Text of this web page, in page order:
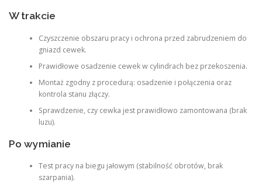
W trakcie
Czyszczenie obszaru pracy i ochrona przed zabrudzeniem do
gniazd cewek.
Prawidłowe osadzenie cewek w cylindrach bez przekoszenia.
Montaż zgodny z procedurą: osadzenie i połączenia oraz
kontrola stanu złączy.
Sprawdzenie, czy cewka jest prawidłowo zamontowana (brak
luzu).
Po wymianie
Test pracy na biegu jałowym (stabilność obrotów, brak
szarpania).